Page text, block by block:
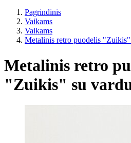
Pagrindinis
Vaikams
Vaikams
Metalinis retro puodelis "Zuikis"
Metalinis retro
"Zuikis" su